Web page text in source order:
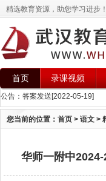
精选教育资源，助您学习进步！
首页 录课视频
公告： 答案发送 [2022-05-19]
您当前的位置： 首页 > 语文 >
华师一附中